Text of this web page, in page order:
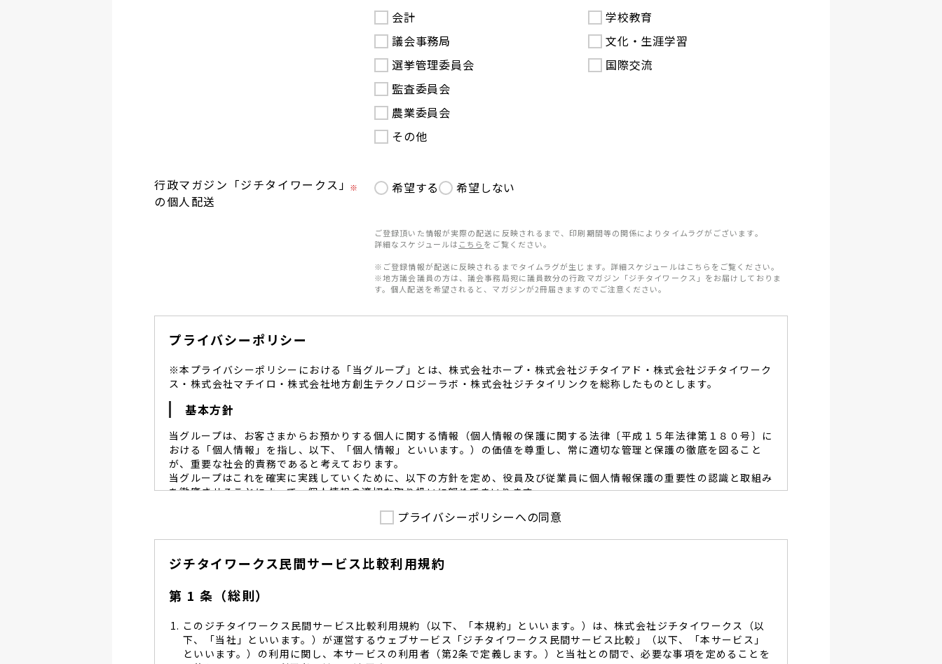
会計
議会事務局
選挙管理委員会
監査委員会
農業委員会
その他
学校教育
文化・生涯学習
国際交流
行政マガジン「ジチタイワークス」
の個人配送
※ 希望する 希望しない
ご登録頂いた情報が実際の配送に反映されるまで、印刷期間等の関係によりタイムラグがございます。
詳細なスケジュールは こちら をご覧ください。
※ご登録情報が配送に反映されるまでタイムラグが生じます。詳細スケジュールはこちらをご覧ください。
※地方議会議員の方は、議会事務局宛に議員数分の行政マガジン「ジチタイワークス」をお届けしておりま
す。個人配送を希望されると、マガジンが2冊届きますのでご注意ください。
プライバシーポリシー
※本プライバシーポリシーにおける「当グループ」とは、株式会社ホープ・株式会社ジチタイアド・株式会社ジチタイワーク
ス・株式会社マチイロ・株式会社地方創生テクノロジーラボ・株式会社ジチタイリンクを総称したものとします。
基本方針
当グループは、お客さまからお預かりする個人に関する情報（個人情報の保護に関する法律〔平成１５年法律第１８０号〕に
おける「個人情報」を指し、以下、「個人情報」といいます。）の価値を尊重し、常に適切な管理と保護の徹底を図ること
が、重要な社会的責務であると考えております。
当グループはこれを確実に実践していくために、以下の方針を定め、役員及び従業員に個人情報保護の重要性の認識と取組み
を徹底させることによって、個人情報の適切な取り扱いに努めてまいります。
当グループは、個人情報保護に係る法令その他の規範を遵守するとともに、本ポリシーの内容を適宜見直し、その改善と
個人情報保護に努めます。
し、同意を得た必要な範囲内で適切な取得、利用目的の範囲内で利用を致します。
管理を求め、委託先を監督致します。
当グループは、お預かりする個人情報を正確かつ安全に保つとともに、不正アクセス・紛失・破壊・改竄・漏洩等に対す
る予防並びに是正の為、社内規程を整備し、必要かつ適切な措置を講じます。
当グループは、個人情報保護に関する社内のマネジメントシステムを定め、組織体制を整備し、役員及び従業員に徹底致
します。
プライバシーポリシーへの同意
ジチタイワークス民間サービス比較利用規約
第 1 条（総則）
このジチタイワークス民間サービス比較利用規約（以下、「本規約」といいます。）は、株式会社ジチタイワークス（以
下、「当社」といいます。）が運営するウェブサービス「ジチタイワークス民間サービス比較」（以下、「本サービス」
といいます。）の利用に関し、本サービスの利用者（第2条で定義します。）と当社との間で、必要な事項を定めることを